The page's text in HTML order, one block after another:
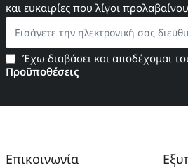
και ευκαιρίες που λίγοι
Εισάγετε
την
ηλεκτρονική
σας
διεύθυνση
Έχω διαβάσει και αποδέχομαι
Προϋποθέσεις
Επικοινωνία